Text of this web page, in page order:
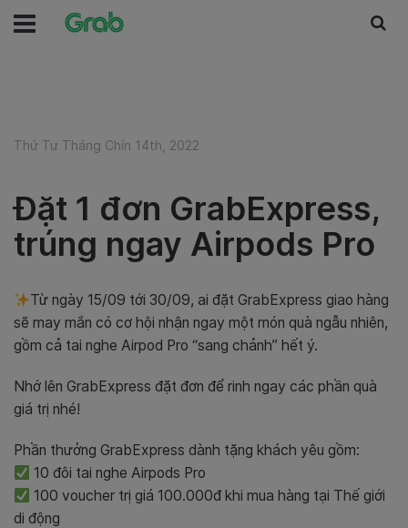
Thứ Tư Tháng Chín 14th, 2022
Đặt 1 đơn GrabExpress,
trúng ngay Airpods Pro
Từ ngày 15/09 tới 30/09, ai đặt GrabExpress giao hàng
sẽ may mắn có cơ hội nhận ngay một món quà ngẫu nhiên,
gồm cả tai nghe Airpod Pro “sang chảnh” hết ý.
Nhớ lên GrabExpress đặt đơn để rinh ngay các phần quà
giá trị nhé!
Phần thưởng GrabExpress dành tặng khách yêu gồm:
10 đôi tai nghe Airpods Pro
100 voucher trị giá 100.000đ khi mua hàng tại Thế giới
di động